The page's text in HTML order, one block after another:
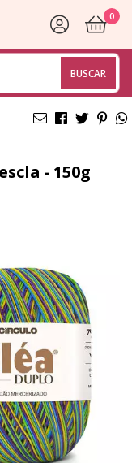
BUSCAR
0
- 150g